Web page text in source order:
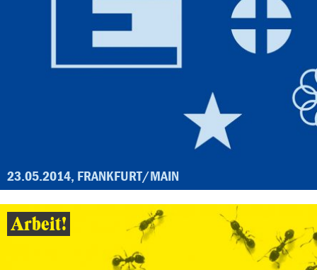
23.05.2014, FRANKFURT/MAIN
Arbeit!